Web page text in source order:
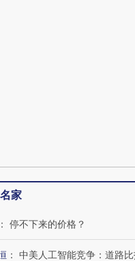
家
： 停不下来的价格？
： 中美人工智能竞争：道路